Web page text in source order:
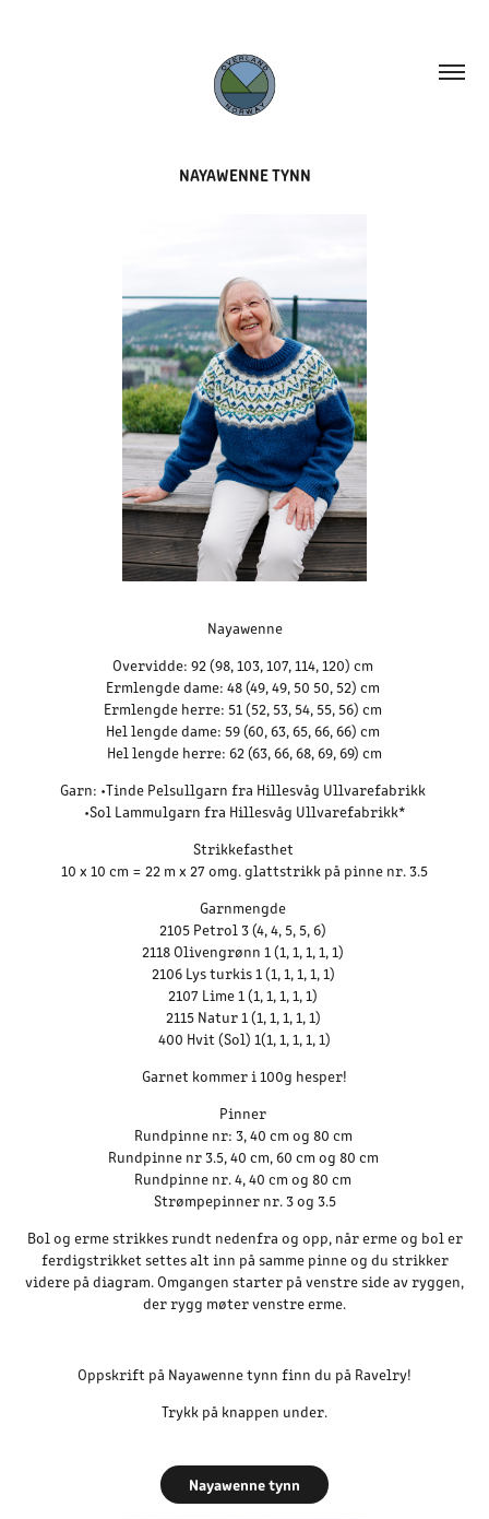
NAYAWENNE TYNN
Nayawenne
Overvidde: 92 (98, 103, 107, 114, 120) cm
Ermlengde dame: 48 (49, 49, 50 50, 52) cm
Ermlengde herre: 51 (52, 53, 54, 55, 56) cm
Hel lengde dame: 59 (60, 63, 65, 66, 66) cm
Hel lengde herre: 62 (63, 66, 68, 69, 69) cm
Garn: •Tinde Pelsullgarn fra Hillesvåg Ullvarefabrikk
•Sol Lammulgarn fra Hillesvåg Ullvarefabrikk*
Strikkefasthet
10 x 10 cm = 22 m x 27 omg. glattstrikk på pinne nr. 3.5
Garnmengde
2105 Petrol 3 (4, 4, 5, 5, 6)
2118 Olivengrønn 1 (1, 1, 1, 1, 1)
2106 Lys turkis 1 (1, 1, 1, 1, 1)
2107 Lime 1 (1, 1, 1, 1, 1)
2115 Natur 1 (1, 1, 1, 1, 1)
400 Hvit (Sol) 1(1, 1, 1, 1, 1)
Garnet kommer i 100g hesper!
Pinner
Rundpinne nr: 3, 40 cm og 80 cm
Rundpinne nr 3.5, 40 cm, 60 cm og 80 cm
Rundpinne nr. 4, 40 cm og 80 cm
Strømpepinner nr. 3 og 3.5
Bol og erme strikkes rundt nedenfra og opp, når erme og bol er
ferdigstrikket settes alt inn på samme pinne og du strikker
videre på diagram. Omgangen starter på venstre side av ryggen,
der rygg møter venstre erme.
Oppskrift på Nayawenne tynn finn du på Ravelry!
Trykk på knappen under.
Nayawenne tynn